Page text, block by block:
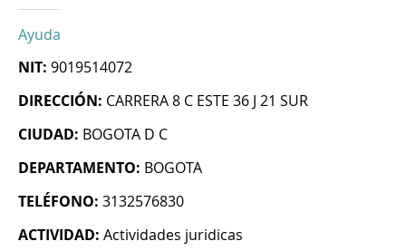
Ayuda
NIT: 9019514072
DIRECCIÓN: CARRERA 8 C ESTE 36 J 21 SUR
CIUDAD: BOGOTA D C
DEPARTAMENTO: BOGOTA
TELÉFONO: 3132576830
ACTIVIDAD: Actividades juridicas